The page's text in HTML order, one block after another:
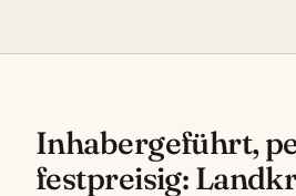
Inhabergeführt,
festpreisig: